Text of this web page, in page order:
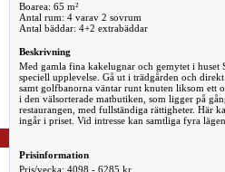
Boarea: 65 m²
Antal rum: 4 varav 2 sovrum
Antal bäddar: 4+2 extrabäddar
Beskrivning
Med gamla fina kakelugnar och gemytet i huset
speciell upplevelse. Gå ut i trädgården och
samt golfbanorna väntar runt knuten liksom ett
i den välsorterade matbutiken, som ligger på
restaurangen, med fullständiga rättigheter. Här
ingår i priset. Vid intresse kan samtliga fyra
Prisinformation
Pris/vecka: 4098 - 6285 kr